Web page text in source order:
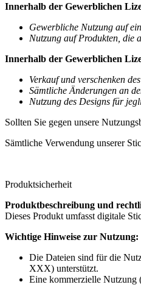
Innerhalb der Gewerblichen
Gewerbliche Nutzung auf
Nutzung auf Produkten, die
Innerhalb der Gewerblichen
Verkauf und verschenken
Sämtliche Änderungen an
Nutzung des Designs für
Sollten Sie gegen unsere
Sämtliche Verwendung unserer
Produktsicherheit
Produktbeschreibung und
Dieses Produkt umfasst digitale
Wichtige Hinweise zur Nutzung:
Die Dateien sind für die
XXX) unterstützt.
Eine kommerzielle Nutzung